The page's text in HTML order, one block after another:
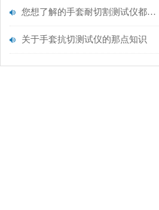
您想了解的手套耐切割测试仪都在这里了
关于手套抗切测试仪的那点知识